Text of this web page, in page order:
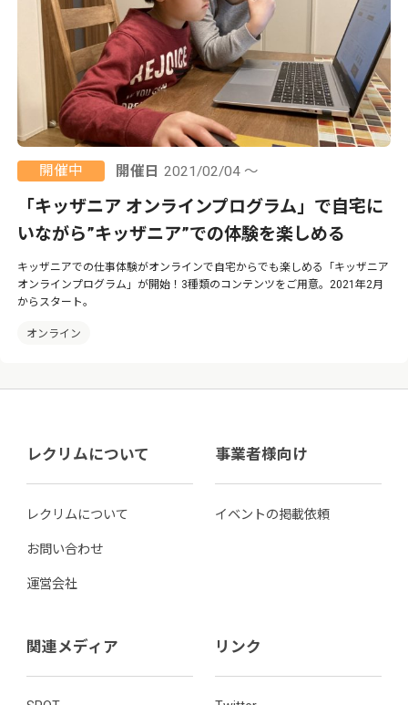
開催中 開催日 2021/02/04 ～
「キッザニア オンラインプログラム」で自宅に
いながら”キッザニア”での体験を楽しめる
キッザニアでの仕事体験がオンラインで自宅からでも楽しめる「キッザニア
オンラインプログラム」が開始！3種類のコンテンツをご用意。2021年2月
からスタート。
オンライン
レクリムについて
レクリムについて
お問い合わせ
運営会社
事業者様向け
イベントの掲載依頼
関連メディア リンク